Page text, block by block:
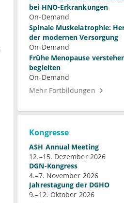
bei HNO-Erkrankungen
On-Demand
Spinale Muskelatrophie:
der modernen Versorgung
On-Demand
Frühe Menopause
begleiten
On-Demand
Mehr Fortbildungen
Kongresse
ASH Annual Meeting
12.–15. Dezember 2026
DGN-Kongress
4.–7. November 2026
Jahrestagung der DGHO
9.–12. Oktober 2026